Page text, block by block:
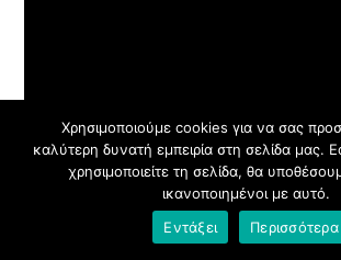
Χρησιμοποιούμε cookies για να σας
καλύτερη δυνατή εμπειρία στη σελίδα μας.
χρησιμοποιείτε τη σελίδα, θα
ικανοποιημένοι με αυτό.
Εντάξει
Περισσότερα